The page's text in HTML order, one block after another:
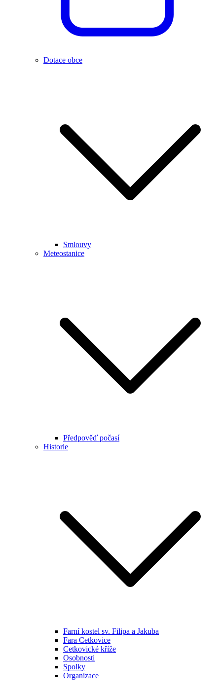
Dotace obce
Smlouvy
Meteostanice
Předpověď počasí
Historie
Farní kostel sv. Filipa a Jakuba
Fara Cetkovice
Cetkovické kříže
Osobnosti
Spolky
Organizace